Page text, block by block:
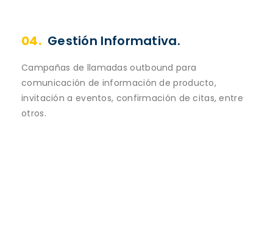
04. Gestión Informativa.
Campañas de llamadas outbound para
comunicación de información de producto,
invitación a eventos, confirmación de citas, entre
otros.